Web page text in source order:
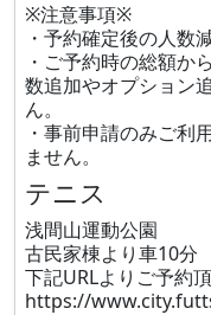
※注意事項※
・予約確定後の人数
・ご予約時の総額か
数追加やオプション
ん。
・事前申請のみご利
ません。
テニス
浅間山運動公園
古民家棟より車10分
下記URLよりご予約頂
https://